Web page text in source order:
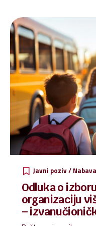
Javni poziv / Nabava
Odluka o
organizaciju
–